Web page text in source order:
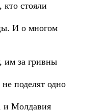
стояли
И о многом
им за гривны
поделят одно
и Молдавия